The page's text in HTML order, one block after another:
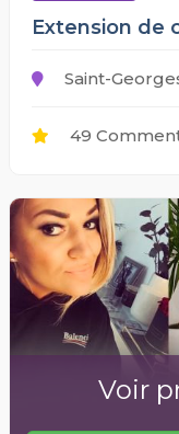
Extension de
Saint-
49
Voir